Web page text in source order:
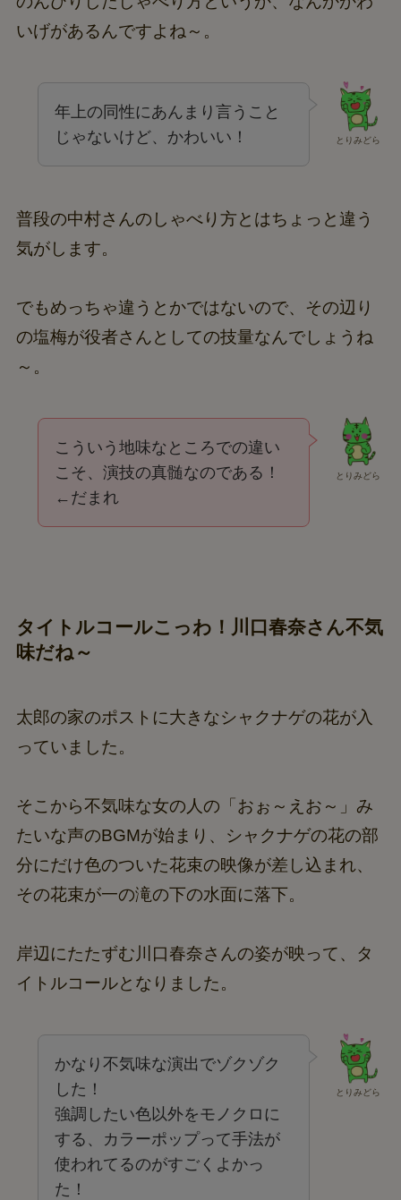
いげがあるんですよね～。
とりみどら
年上の同性にあんまり言うこと
じゃないけど、かわいい！
普段の中村さんのしゃべり方とはちょっと違う
気がします。
でもめっちゃ違うとかではないので、その辺り
の塩梅が役者さんとしての技量なんでしょうね
～。
とりみどら
こういう地味なところでの違い
こそ、演技の真髄なのである！
←だまれ
タイトルコールこっわ！川口春奈さん不気
味だね～
太郎の家のポストに大きなシャクナゲの花が入
っていました。
そこから不気味な女の人の「おぉ～えお～」み
たいな声のBGMが始まり、シャクナゲの花の部
分にだけ色のついた花束の映像が差し込まれ、
その花束が一の滝の下の水面に落下。
岸辺にたたずむ川口春奈さんの姿が映って、タ
イトルコールとなりました。
とりみどら
かなり不気味な演出でゾクゾク
した！
強調したい色以外をモノクロに
する、カラーポップって手法が
使われてるのがすごくよかっ
た！